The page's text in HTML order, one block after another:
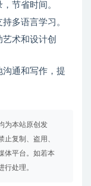
节省时间。
多语言学习。
艺术和设计创
沟通和写作，提
为本站原创发
止复制、盗用、
体平台。如若本
行处理。